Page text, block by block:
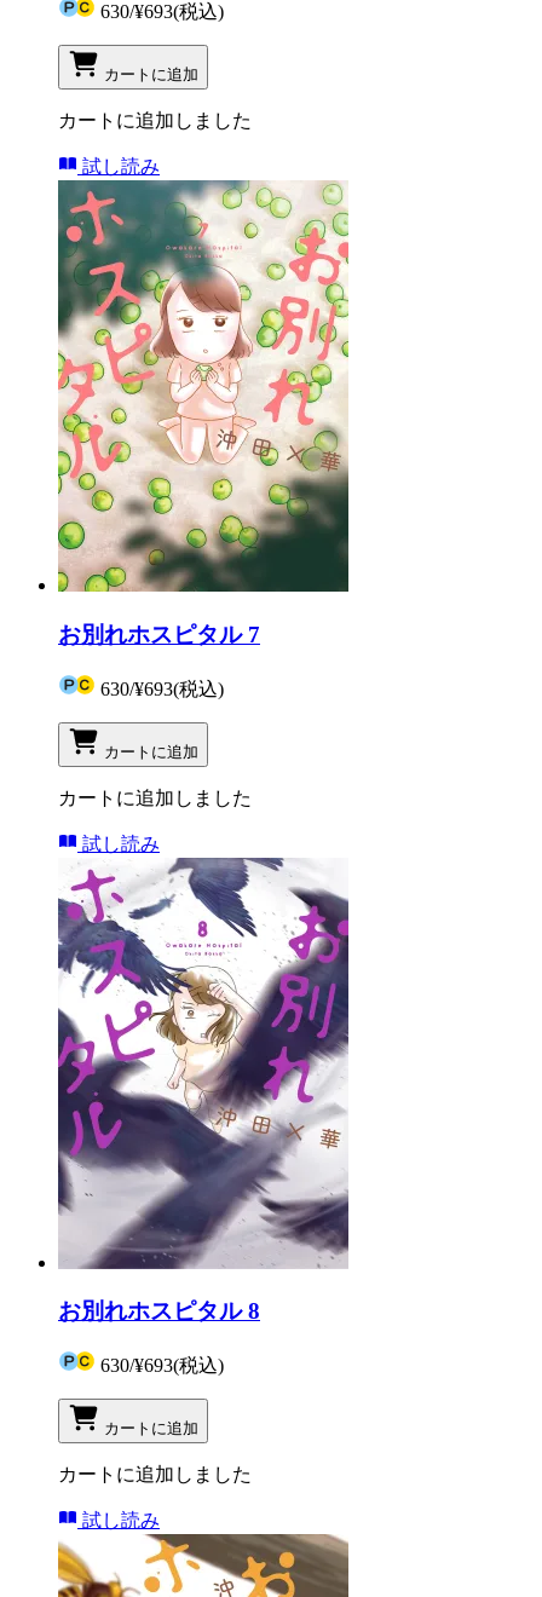
630/¥693(税込)
カートに追加
カートに追加しました
試し読み
お別れホスピタル 7
630/¥693(税込)
カートに追加
カートに追加しました
試し読み
お別れホスピタル 8
630/¥693(税込)
カートに追加
カートに追加しました
試し読み